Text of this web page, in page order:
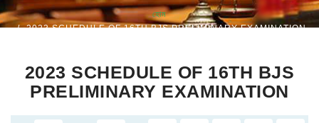
হোম
2023 SCHEDULE OF 16TH BJS PRELIMINARY EXAMINATION
2023 SCHEDULE OF 16TH BJS
PRELIMINARY EXAMINATION